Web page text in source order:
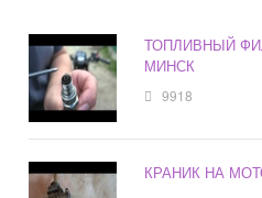
ТОПЛИВНЫЙ
МИНСК
9918
КРАНИК НА